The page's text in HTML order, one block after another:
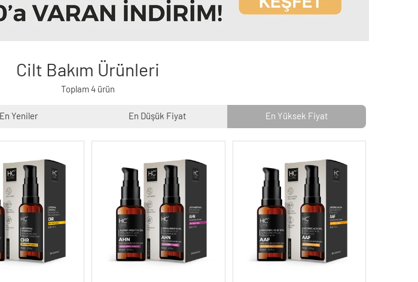
Cilt Bakım Ürünleri
Toplam 4 ürün
En Yeniler En Düşük Fiyat En Yüksek Fiyat